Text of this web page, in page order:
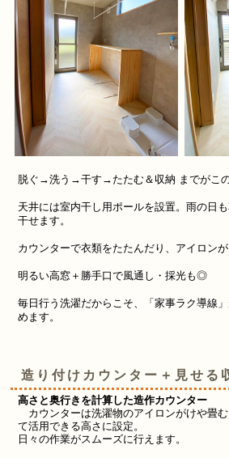
脱ぐ→洗う→干す→たたむ＆収納 までがこの
天井には室内干し用ポールを設置。 雨の日
干せます。
カウンターで衣類をたたんだり、アイロンが
明るい高窓＋勝手口で風通し・採光も◎
毎日行う洗濯だからこそ、「家事ラク導線
めます。
造り付けカウンター＋見せる
高さと奥行きを計算した造作カウンター
カウンターは洗濯物のアイロンがけや畳
て活用できる高さに設定。
日々の作業がスムーズに行えます。